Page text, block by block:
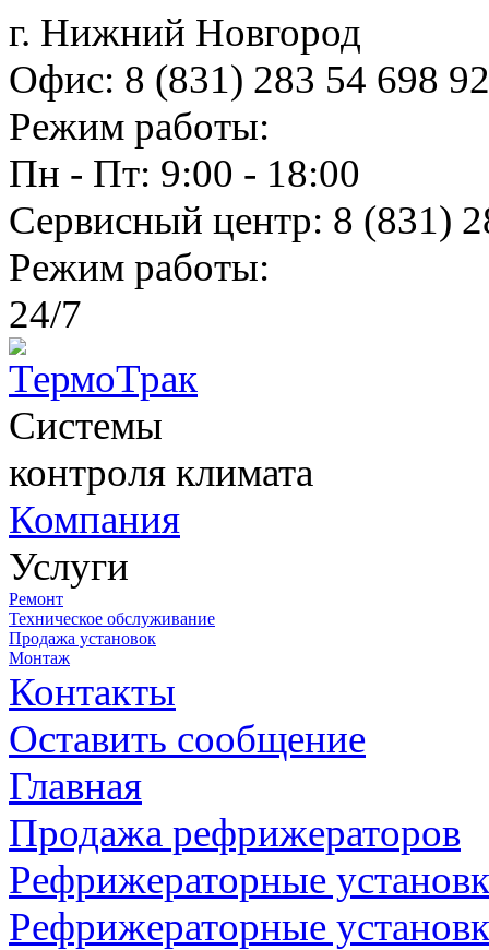
г. Нижний Новгород
Офис: 8 (831) 283 54 698
Режим работы:
Пн - Пт: 9:00 - 18:00
Сервисный центр: 8 (831)
Режим работы:
24/7
Системы
контроля климатa
Компания
Услуги
Ремонт
Техническое обслуживание
Продажа установок
Монтаж
Контакты
Оставить сообщение
Главная
Продажа рефрижераторов
Рефрижераторные
Рефрижераторные